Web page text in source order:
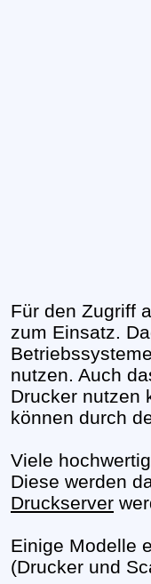
Für den Zugriff
zum Einsatz.
nutzen. Auch
Drucker nutzen
können durch
Viele
Diese werden
Druckserver
Einige Modelle
(Drucker und